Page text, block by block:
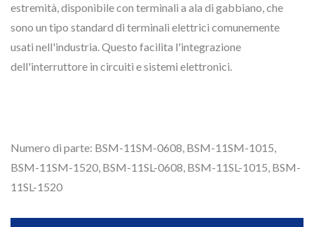
estremità, disponibile con terminali a ala di gabbiano, che
sono un tipo standard di terminali elettrici comunemente
usati nell'industria. Questo facilita l'integrazione
dell'interruttore in circuiti e sistemi elettronici.
Numero di parte: BSM-11SM-0608, BSM-11SM-1015,
BSM-11SM-1520, BSM-11SL-0608, BSM-11SL-1015, BSM-
11SL-1520